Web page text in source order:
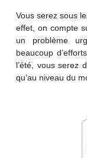
Vous serez sous
effet, on compte
un problème
beaucoup
l’été, vous serez
qu’au niveau du